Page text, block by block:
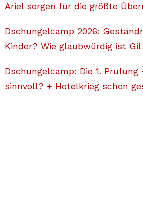
Ariel sorgen für die größte
Dschungelcamp 2026:
Kinder? Wie glaubwürdig ist
Dschungelcamp: Die 1. Prüfung
sinnvoll? + Hotelkrieg schon